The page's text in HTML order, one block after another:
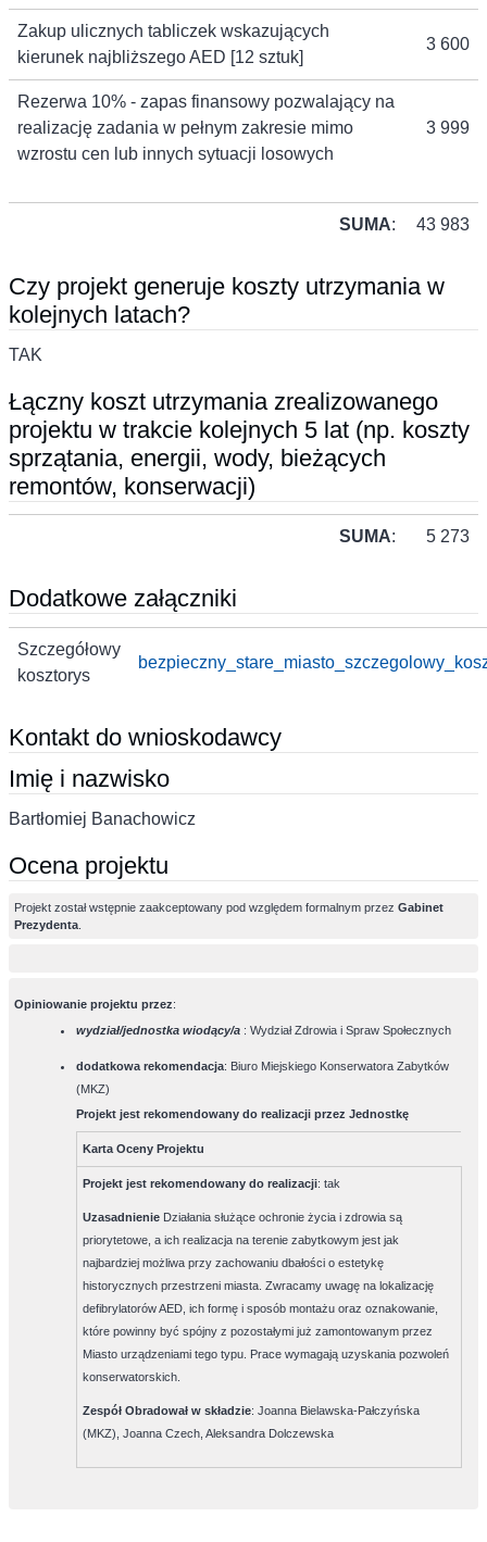
Zakup ulicznych tabliczek wskazujących
kierunek najbliższego AED [12 sztuk]
3 600
Rezerwa 10% - zapas finansowy pozwalający na
realizację zadania w pełnym zakresie mimo
wzrostu cen lub innych sytuacji losowych
3 999
SUMA: 43 983
Czy projekt generuje koszty utrzymania w
kolejnych latach?
TAK
Łączny koszt utrzymania zrealizowanego
projektu w trakcie kolejnych 5 lat (np. koszty
sprzątania, energii, wody, bieżących
remontów, konserwacji)
SUMA: 5 273
Dodatkowe załączniki
Szczegółowy
kosztorys
Kontakt do wnioskodawcy
Imię i nazwisko
Bartłomiej Banachowicz
Ocena projektu
Projekt został wstępnie zaakceptowany pod względem formalnym przez Gabinet
Prezydenta
Opiniowanie projektu przez:
wydział/jednostka wiodący/a : Wydział Zdrowia i Spraw Społecznych
dodatkowa rekomendacja: Biuro Miejskiego Konserwatora Zabytków
(MKZ)
Projekt jest rekomendowany do realizacji przez Jednostkę
Karta Oceny Projektu
Projekt jest rekomendowany do realizacji:tak
Uzasadnienie Działania służące ochronie życia i zdrowia są
priorytetowe, a ich realizacja na terenie zabytkowym jest jak
najbardziej możliwa przy zachowaniu dbałości o estetykę
historycznych przestrzeni miasta. Zwracamy uwagę na lokalizację
defibrylatorów AED, ich formę i sposób montażu oraz oznakowanie,
które powinny być spójny z pozostałymi już zamontowanym przez
Miasto urządzeniami tego typu. Prace wymagają uzyskania pozwoleń
konserwatorskich.
Zespół Obradował w składzie:Joanna Bielawska-Pałczyńska
(MKZ), Joanna Czech, Aleksandra Dolczewska